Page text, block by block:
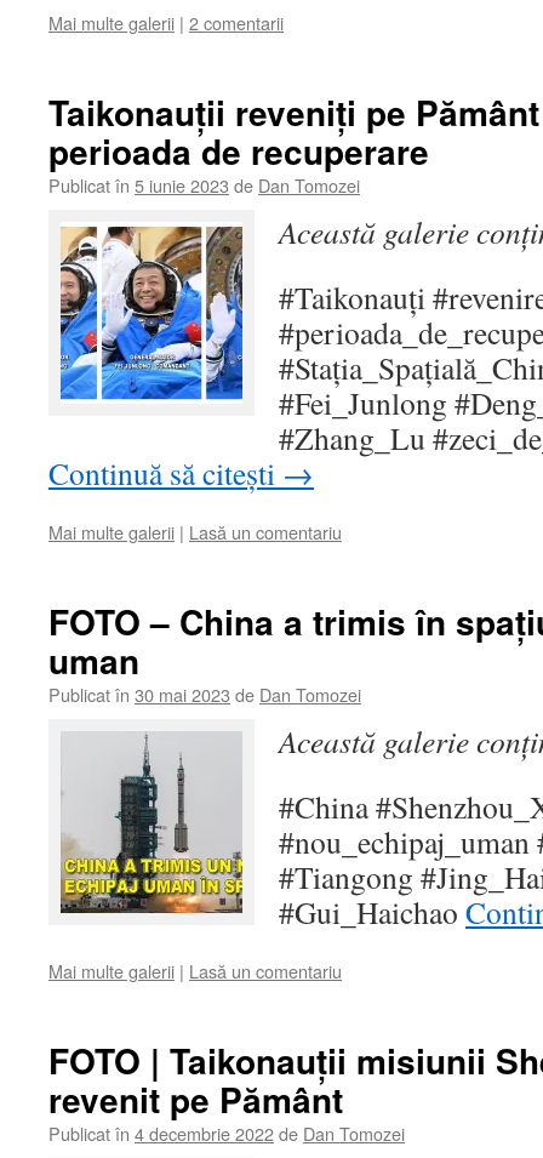
Mai multe galerii | 2 comentarii
Taikonauții reveniți pe
perioada de recuperare
Publicat în 5 iunie 2023 de Dan Tomozei
Această galerie
#Taikonauți
#Fei_Junlong
#Zhang_Lu
Continuă să citești →
Mai multe galerii | Lasă un comentariu
FOTO – China a trimis în
uman
Publicat în 30 mai 2023 de Dan Tomozei
Această galerie
#China
#nou_echipaj_uman
#Tiangong
#Gui_Haichao
Mai multe galerii | Lasă un comentariu
FOTO | Taikonauții misiunii
revenit pe Pământ
Publicat în 4 decembrie 2022de Dan Tomozei